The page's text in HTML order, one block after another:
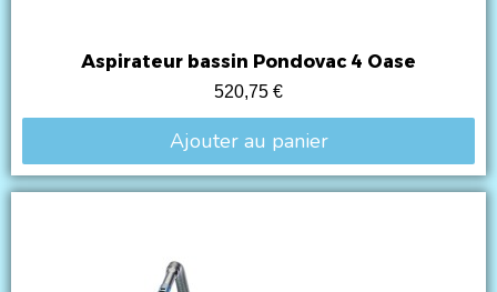
Aspirateur bassin Pondovac 4 Oase
520,75 €
Ajouter au panier